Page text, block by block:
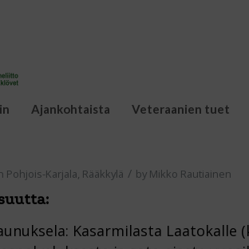
Ajankohtaista Veteraanien tuet
Pohjois-Karjala, Rääkkylä / by Mikko Rautiainen
:
Kasarmilasta Laatokalle